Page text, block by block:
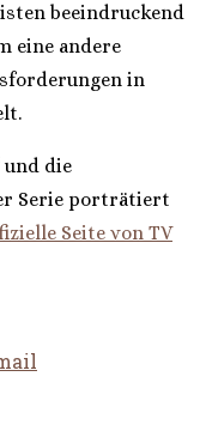
beeindruckend
eine andere
in
und die
Serie porträtiert
Seite von TV